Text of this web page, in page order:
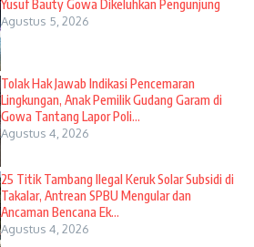
Yusuf Bauty Gowa Dikeluhkan Pengunjung
Agustus 5, 2026
Tolak Hak Jawab Indikasi Pencemaran
Lingkungan, Anak Pemilik Gudang Garam di
Gowa Tantang Lapor Poli...
Agustus 4, 2026
25 Titik Tambang Ilegal Keruk Solar Subsidi di
Takalar, Antrean SPBU Mengular dan
Ancaman Bencana Ek...
Agustus 4, 2026